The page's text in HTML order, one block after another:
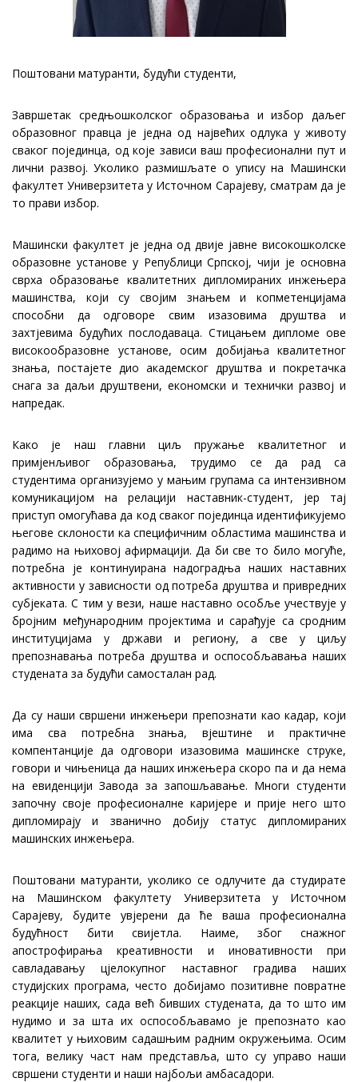
Поштовани матуранти, будући студенти,
Завршетак средњошколског образовања и избор даљег
образовног правца је једна од највећих одлука у животу
сваког појединца, од којe зависи ваш професионални пут и
лични развој. Уколико размишљате о упису на Машински
факултет Универзитета у Источном Сарајеву, сматрам да је
то прави избор.
Машински факултет је једна од двије јавне високошколске
образовне установе у Републици Српској, чији је основна
сврха образовање квалитетних дипломираних инжењера
машинства, који су својим знањем и копметенцијама
способни да одговоре свим изазовима друштва и
захтјевима будућих послодаваца. Стицањем дипломе ове
високообразовне установе, осим добијања квалитетног
знања, постајете дио академског друштва и покретачка
снага за даљи друштвени, економски и технички развој и
напредак.
Како је наш главни циљ пружање квалитетног и
примјенљивог образовања, трудимо се да рад са
студентима организујемо у мањим групама са интензивном
комуникацијом на релацији наставник-студент, јер тај
приступ омогућава да код сваког појединца идентификујемо
његове склоности ка специфичним областима машинства и
радимо на њиховој афирмацији. Да би све то било могуће,
потребна је континуирана надоградња наших наставних
активности у зависности од потреба друштва и привредних
субјеката. С тим у вези, наше наставно особље учествује у
бројним међународним пројектима и сарађује са сродним
институцијама у држави и региону, а све у циљу
препознавања потреба друштва и оспособљавања наших
студената за будући самосталан рад.
Да су наши свршени инжењери препознати као кадар, који
има сва потребна знања, вјештине и практичне
компентанције да одговори изазовима машинске струке,
говори и чињеница да наших инжењера скоро па и да нема
на евиденцији Завода за запошљавање. Многи студенти
започну своје професионалне каријере и прије него што
дипломирају и званично добију статус дипломираних
машинских инжењера.
Поштовани матуранти, уколико се одлучите да студирате
на Машинском факултету Универзитета у Источном
Сарајеву, будите увјерени да ће ваша професионална
будућност бити свијетла. Наиме, због снажног
апострофирања креативности и иновативности при
савладавању цјелокупног наставног градива наших
студијских програма, често добијамо позитивне повратне
реакције наших, сада већ бивших студената, да то што им
нудимо и за шта их оспособљавамо је препознато као
квалитет у њиховим садашњим радним окружењима. Осим
тога, велику част нам представља, што су управо наши
свршени студенти и наши најбољи амбасадори.